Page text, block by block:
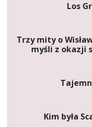
Los
Trzy mity o
myśli z okazji
Kim była